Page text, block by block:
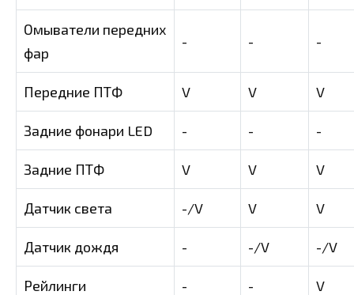
Омыватели передних
фар
- - -
Передние ПТФ V V V
Задние фонари LED - - -
Задние ПТФ V V V
Датчик света -/V V V
Датчик дождя - -/V -/V
Рейлинги - - V